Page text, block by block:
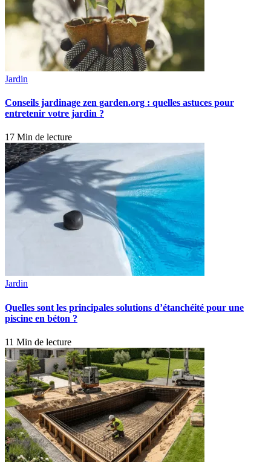
Jardin
Conseils jardinage zen garden.org : quelles astuces pour
entretenir votre jardin ?
17 Min de lecture
Jardin
Quelles sont les principales solutions d’étanchéité pour une
piscine en béton ?
11 Min de lecture